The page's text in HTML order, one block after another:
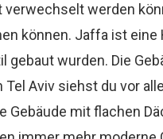
werden
können. Jaffa ist
gebaut wurden. Die
Aviv siehst du vor
Gebäude mit flachen